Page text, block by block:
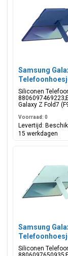
Samsung
Siliconen
Galaxy Z Fold7
Voorraad: 0
Levertijd:
15 werkdagen
Samsung
Siliconen